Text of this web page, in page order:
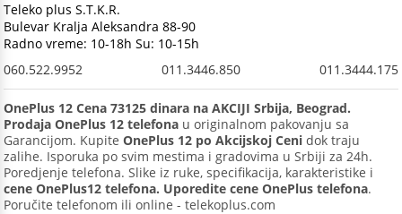
Teleko plus S.T.K.R.
Bulevar Kralja Aleksandra 88-90
Radno vreme: 10-18h Su: 10-15h
060.522.9952
011.3446.850 011.3444.175
OnePlus 12 Cena 73125 dinara na AKCIJI Srbija, Beograd.
Prodaja OnePlus 12 telefona u originalnom pakovanju sa
Garancijom. Kupite OnePlus 12 po Akcijskoj Ceni dok traju
zalihe. Isporuka po svim mestima i gradovima u Srbiji za 24h.
Poredjenje telefona. Slike iz ruke, specifikacija, karakteristike i
cene OnePlus12 telefona. Uporedite cene OnePlus telefona.
Poručite telefonom ili online - telekoplus.com